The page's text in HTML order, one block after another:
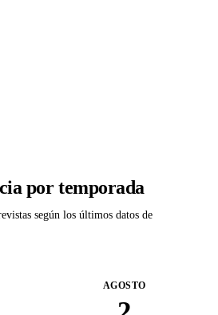
por temporada
según los últimos datos de
AGOSTO